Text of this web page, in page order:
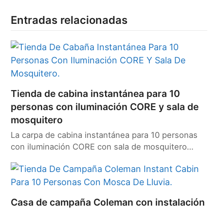
Entradas relacionadas
Tienda de cabina instantánea para 10
personas con iluminación CORE y sala de
mosquitero
La carpa de cabina instantánea para 10 personas
con iluminación CORE con sala de mosquitero…
Casa de campaña Coleman con instalación